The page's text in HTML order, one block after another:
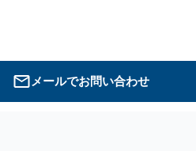
メールでお問い合わせ